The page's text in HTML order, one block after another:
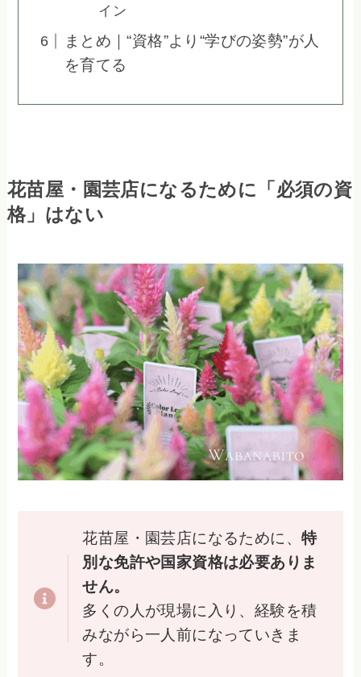
イン
まとめ｜“資格”より“学びの姿勢”が人
を育てる
花苗屋・園芸店になるために「必須の資
格」はない
花苗屋・園芸店になるために、 特
別な免許や国家資格は必要ありま
せん。
多くの人が現場に入り、経験を積
みながら一人前になっていきま
す。